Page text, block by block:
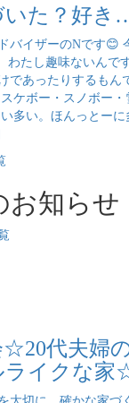
た？好き…
バイザーのNです😊
たし趣味ないんで
であったりするもん
ケボー・スノボー・
多い。ほんっとーに
お知らせ
代夫婦
ライクな家